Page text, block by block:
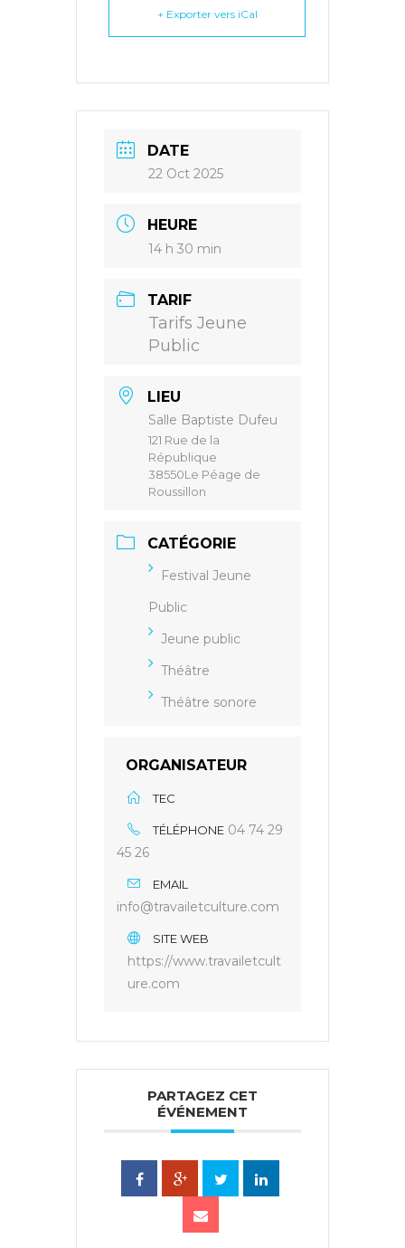
+ Exporter vers iCal
DATE
22 Oct 2025
HEURE
14 h 30 min
TARIF
Tarifs Jeune
Public
LIEU
Salle Baptiste Dufeu
121 Rue de la
République
38550Le Péage de
Roussillon
CATÉGORIE
Festival Jeune
Public
Jeune public
Théâtre
Théâtre sonore
ORGANISATEUR
TEC
TÉLÉPHONE 04 74 29
45 26
EMAIL
info@travailetculture.com
SITE WEB
https://www.travailetcult
ure.com
PARTAGEZ CET
ÉVÉNEMENT